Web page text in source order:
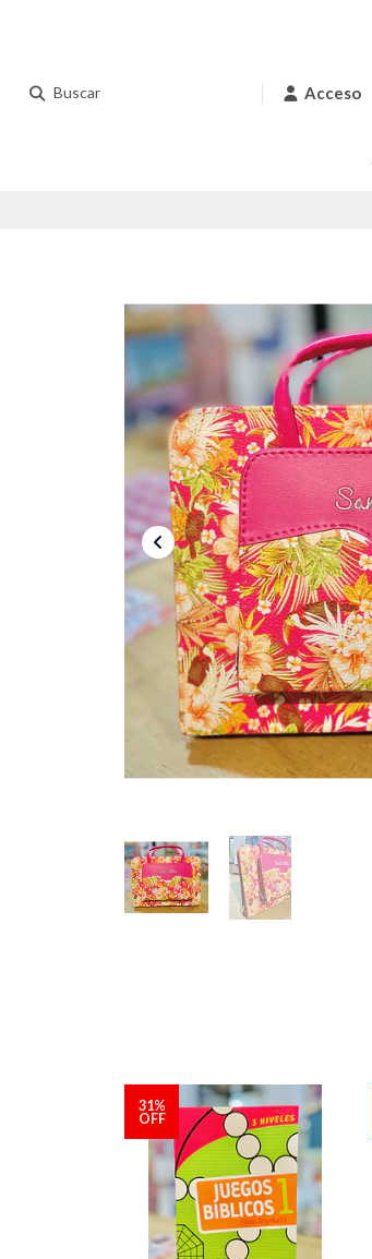
Acceso
31%
OFF